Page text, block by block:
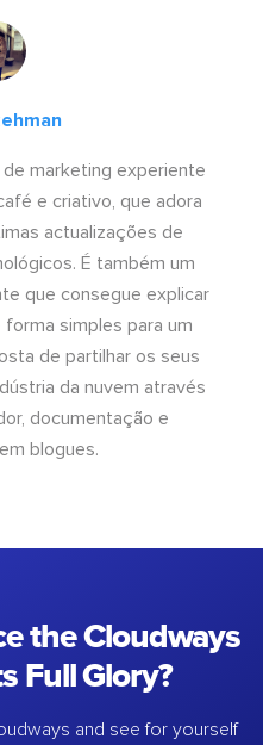
marketing experiente
e criativo, que adora
actualizações de
É também um
que consegue explicar
simples para um
de partilhar os seus
da nuvem através
documentação e
blogues.
the Cloudways
Full Glory?
and see for yourself